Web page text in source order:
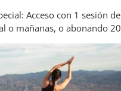
Acceso con 1 sesión
o mañanas, o abonando